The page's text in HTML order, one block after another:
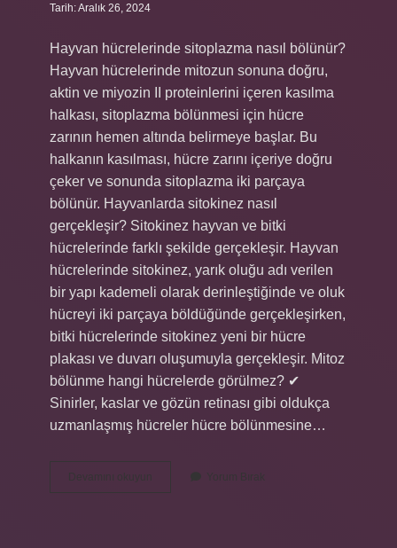
Tarih: Aralık 26, 2024
Hayvan hücrelerinde sitoplazma nasıl bölünür?
Hayvan hücrelerinde mitozun sonuna doğru,
aktin ve miyozin II proteinlerini içeren kasılma
halkası, sitoplazma bölünmesi için hücre
zarının hemen altında belirmeye başlar. Bu
halkanın kasılması, hücre zarını içeriye doğru
çeker ve sonunda sitoplazma iki parçaya
bölünür. Hayvanlarda sitokinez nasıl
gerçekleşir? Sitokinez hayvan ve bitki
hücrelerinde farklı şekilde gerçekleşir. Hayvan
hücrelerinde sitokinez, yarık oluğu adı verilen
bir yapı kademeli olarak derinleştiğinde ve oluk
hücreyi iki parçaya böldüğünde gerçekleşirken,
bitki hücrelerinde sitokinez yeni bir hücre
plakası ve duvarı oluşumuyla gerçekleşir. Mitoz
bölünme hangi hücrelerde görülmez? ✔
Sinirler, kaslar ve gözün retinası gibi oldukça
uzmanlaşmış hücreler hücre bölünmesine…
Devamını okuyun
Hücresinde
Yorum Bırak